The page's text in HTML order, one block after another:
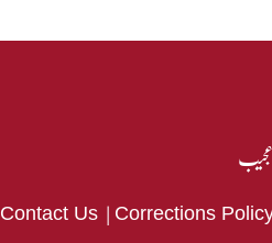
Contact Us | Corrections